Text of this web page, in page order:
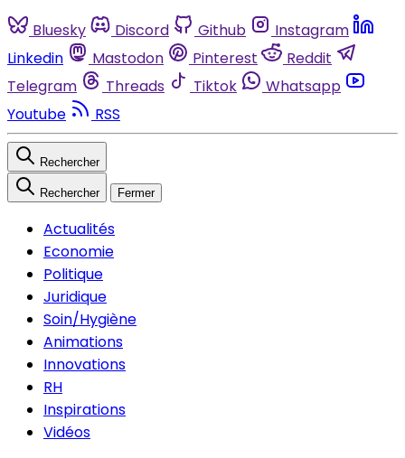
Bluesky Discord Github
Instagram
Linkedin
Mastodon Pinterest
Reddit
Telegram
Threads Tiktok
Whatsapp
Youtube
RSS
Rechercher
Rechercher Fermer
Actualités
Economie
Politique
Juridique
Soin/Hygiène
Animations
Innovations
RH
Inspirations
Vidéos